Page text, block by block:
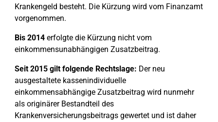
Krankengeld besteht. Die Kürzung wird vom Finanzamt
vorgenommen.
Bis 2014 erfolgte die Kürzung nicht vom
einkommensunabhängigen Zusatzbeitrag.
Seit 2015 gilt folgende Rechtslage: Der neu
ausgestaltete kassenindividuelle
einkommensabhängige Zusatzbeitrag wird nunmehr
als originärer Bestandteil des
Krankenversicherungsbeitrags gewertet und ist daher